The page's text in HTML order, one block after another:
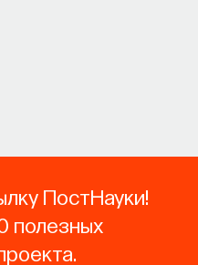
ПостНауки!
полезных